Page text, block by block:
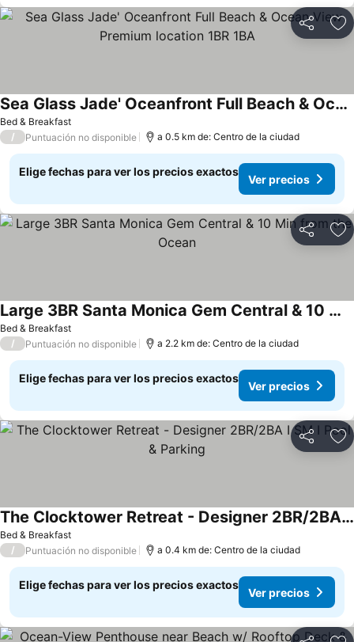
Compartir
Bed & Breakfast
Sea Glass Jade' Oceanfront Full Beach & Ocean View Premium location 1BR 1BA
/ Puntuación no disponible a 0.5 km de: Centro de la ciudad
Elige fechas para ver los precios exactos
Ver precios
Compartir
Bed & Breakfast
Large 3BR Santa Monica Gem Central & 10 Min from the Ocean
/ Puntuación no disponible a 2.2 km de: Centro de la ciudad
Elige fechas para ver los precios exactos
Ver precios
Compartir
Bed & Breakfast
The Clocktower Retreat - Designer 2BR/2BA I SM I Pool & Parking
/ Puntuación no disponible a 0.4 km de: Centro de la ciudad
Elige fechas para ver los precios exactos
Ver precios